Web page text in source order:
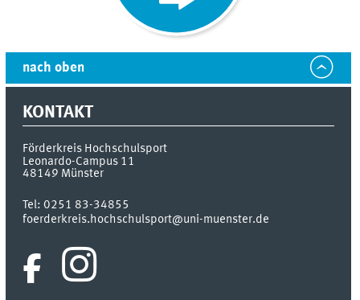
nach oben
KONTAKT
Förderkreis Hochschulsport
Leonardo-Campus 11
48149 Münster
Tel:0251 83-34855
foerderkreis.hochschulsport@uni-muenster.de